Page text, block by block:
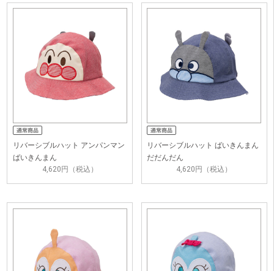
リバーシブルハット アンパンマン
ばいきんまん
4,620円（税込）
リバーシブルハット ばいきんまん
だだんだん
4,620円（税込）